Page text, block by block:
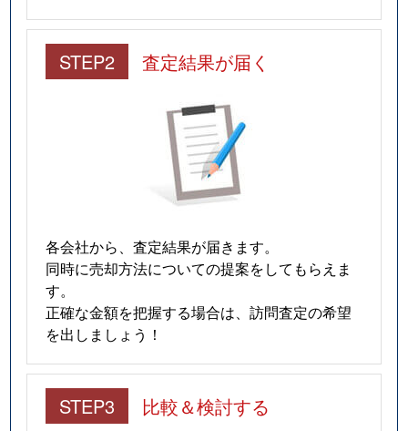
STEP2 査定結果が届く
各会社から、査定結果が届きます。
同時に売却方法についての提案をしてもらえま
す。
正確な金額を把握する場合は、訪問査定の希望
を出しましょう！
STEP3 比較＆検討する